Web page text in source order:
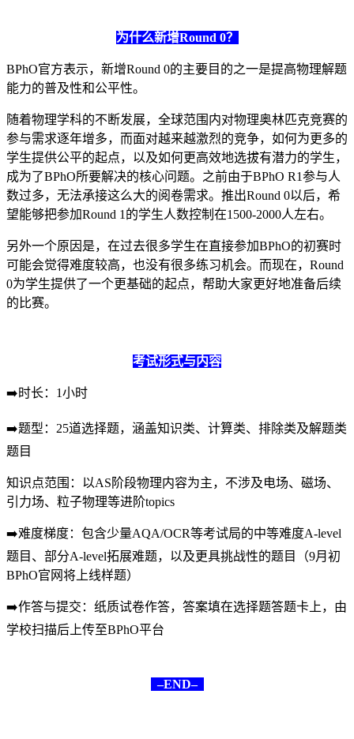
为什么新增Round 0？
BPhO官方表示，新增Round 0的主要目的之一是提高物理解题
能力的普及性和公平性。
随着物理学科的不断发展，全球范围内对物理奥林匹克竞赛的
参与需求逐年增多，而面对越来越激烈的竞争，如何为更多的
学生提供公平的起点，以及如何更高效地选拔有潜力的学生，
成为了BPhO所要解决的核心问题。之前由于BPhO R1参与人
数过多，无法承接这么大的阅卷需求。推出Round 0以后，希
望能够把参加Round 1的学生人数控制在1500-2000人左右。
另外一个原因是，在过去很多学生在直接参加BPhO的初赛时
可能会觉得难度较高，也没有很多练习机会。而现在，Round
0为学生提供了一个更基础的起点，帮助大家更好地准备后续
的比赛。
考试形式与内容
➡️时长：1小时
➡️题型：25道选择题，涵盖知识类、计算类、排除类及解题类
题目
知识点范围：以AS阶段物理内容为主，不涉及电场、磁场、
引力场、粒子物理等进阶topics
➡️难度梯度：包含少量AQA/OCR等考试局的中等难度A-level
题目、部分A-level拓展难题，以及更具挑战性的题目（9月初
BPhO官网将上线样题）
➡️作答与提交：纸质试卷作答，答案填在选择题答题卡上，由
学校扫描后上传至BPhO平台
–END–